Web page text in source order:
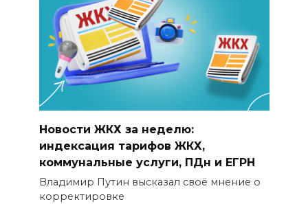
Новости ЖКХ за неделю:
индексация тарифов ЖКХ,
коммунальные услуги, ПДн и ЕГРН
Владимир Путин высказал своё мнение о
корректировке